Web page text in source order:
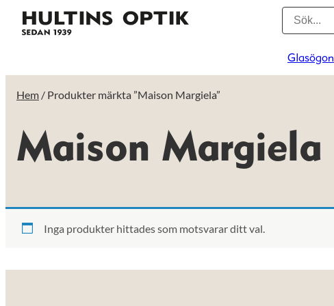
Glasögon
Hem / Produkter märkta ”Maison Margiela”
Maison Margiela
Inga produkter hittades som motsvarar ditt val.